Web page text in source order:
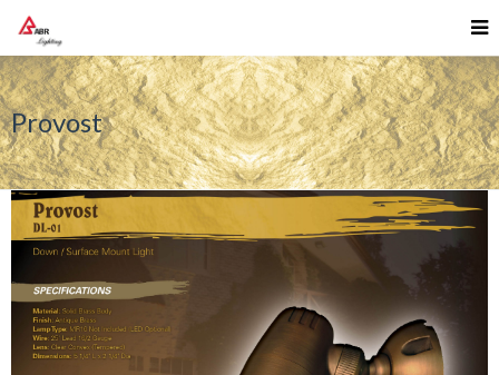
Provost